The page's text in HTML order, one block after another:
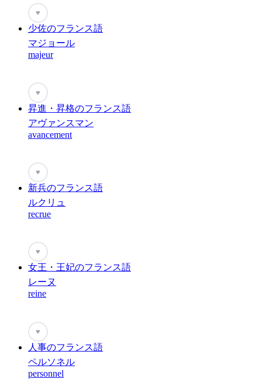
♥
少佐のフランス語
マジョール
majeur
♥
昇進・昇格のフランス語
アヴァンスマン
avancement
♥
新兵のフランス語
ルクリュ
recrue
♥
女王・王妃のフランス語
レーヌ
reine
♥
人事のフランス語
ペルソネル
personnel